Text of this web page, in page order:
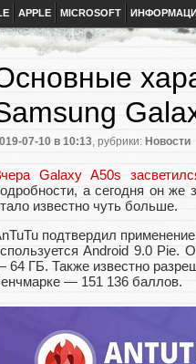
APPLE MICROSOFT
07-10 в 10:13, рубрики: Новости
Galaxy A50s
а сегодня он же
известно чуть больше.
подтвердил
Android 9.0 Pie.
64 ГБ. Также известно
— 151 136 баллов.